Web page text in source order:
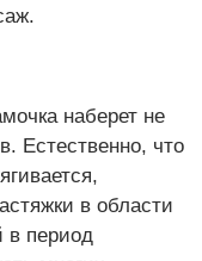
наберет не
Естественно, что
в области
в период